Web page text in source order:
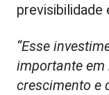
“Esse
importante em
crescimento e